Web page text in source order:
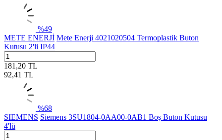
%49
METE ENERJİ Mete Enerji 4021020504 Termoplastik Buton
Kutusu 2'li IP44
181,20 TL
92,41 TL
%68
SIEMENS Siemens 3SU1804-0AA00-0AB1 Boş Buton Kutusu
4'lü